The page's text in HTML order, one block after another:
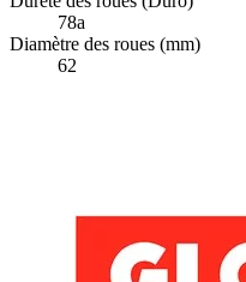
78a
Diamètre des roues (mm)
62